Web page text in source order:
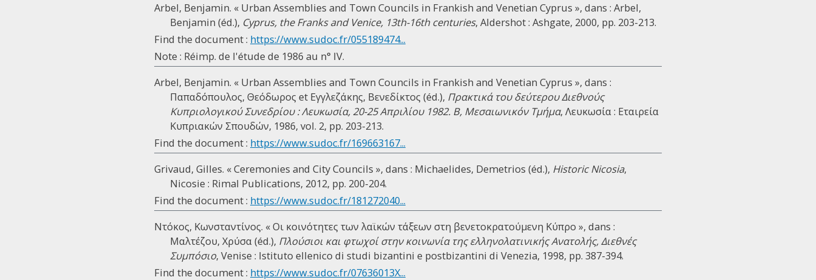
Arbel, Benjamin. « Urban Assemblies and Town Councils in Frankish and Venetian Cyprus », dans : Arbel,
Benjamin (éd.), Cyprus, the Franks and Venice, 13th-16th centuries, Aldershot : Ashgate, 2000, pp. 203-213.
Find the document : https://www.sudoc.fr/055189474...
Note : Réimp. de l'étude de 1986 au n° IV.
Arbel, Benjamin. « Urban Assemblies and Town Councils in Frankish and Venetian Cyprus », dans :
Παπαδόπουλος, Θεόδωρος et Εγγλεζάκης, Βενεδίκτος (éd.), Πρακτικά του δεύτερου Διεθνούς
Κυπριολογικού Συνεδρίου : Λευκωσία, 20-25 Απριλίου 1982. B, Μεσαιωνικόν Τμήμα, Λευκωσία : Εταιρεία
Κυπριακών Σπουδών, 1986, vol. 2, pp. 203-213.
Find the document : https://www.sudoc.fr/169663167...
Grivaud, Gilles. « Ceremonies and City Councils », dans : Michaelides, Demetrios (éd.), Historic Nicosia,
Nicosie : Rimal Publications, 2012, pp. 200-204.
Find the document : https://www.sudoc.fr/181272040...
Ντόκος, Κωνσταντίνος. « Οι κοινότητες των λαϊκών τάξεων στη βενετοκρατούμενη Κύπρο », dans :
Μαλτέζου, Χρύσα (éd.), Πλούσιοι και φτωχοί στην κοινωνία της ελληνολατινικής Ανατολής, Διεθνές
Συμπόσιο, Venise : Istituto ellenico di studi bizantini e postbizantini di Venezia, 1998, pp. 387-394.
Find the document : https://www.sudoc.fr/07636013X...